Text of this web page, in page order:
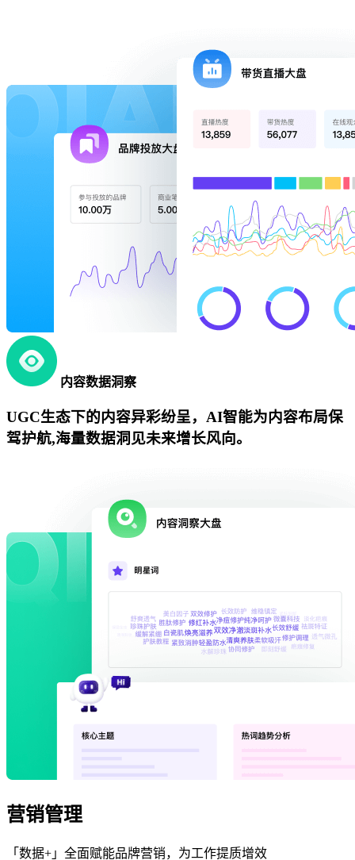
内容数据洞察
UGC生态下的内容异彩纷呈，AI智能为内容布局保
驾护航,海量数据洞见未来增长风向。
营销管理
「数据+」全面赋能品牌营销，为工作提质增效